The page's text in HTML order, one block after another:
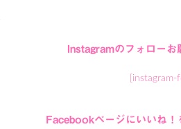
Instagramのフォローお
[instagram-
Facebookページにいいね！